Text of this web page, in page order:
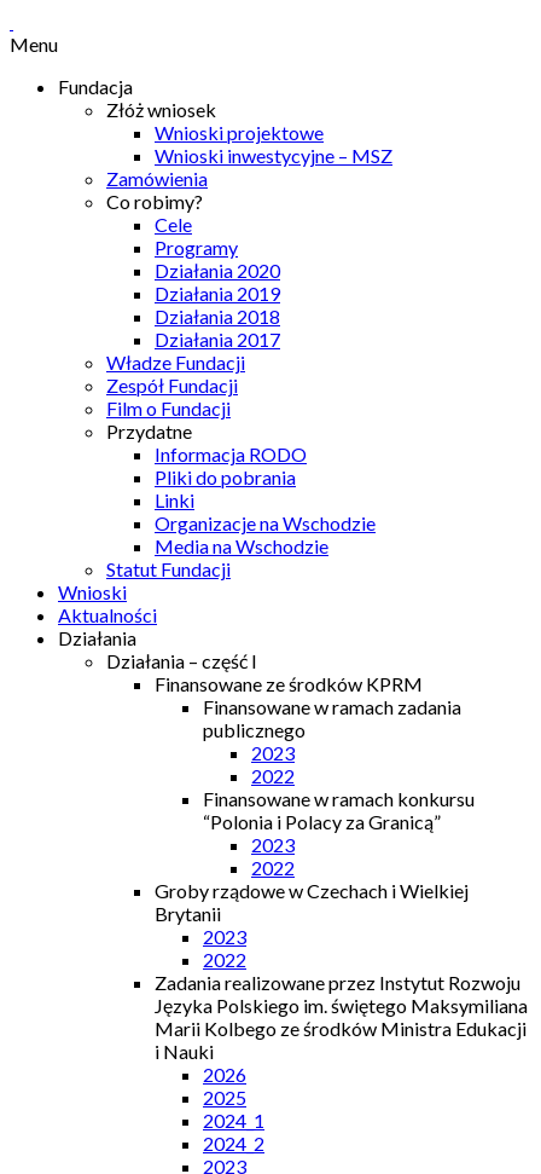
Menu
Fundacja
Złóż wniosek
Wnioski projektowe
Wnioski inwestycyjne – MSZ
Zamówienia
Co robimy?
Cele
Programy
Działania 2020
Działania 2019
Działania 2018
Działania 2017
Władze Fundacji
Zespół Fundacji
Film o Fundacji
Przydatne
Informacja RODO
Pliki do pobrania
Linki
Organizacje na Wschodzie
Media na Wschodzie
Statut Fundacji
Wnioski
Aktualności
Działania
Działania – część I
Finansowane ze środków KPRM
Finansowane w ramach zadania
publicznego
2023
2022
Finansowane w ramach konkursu
“Polonia i Polacy za Granicą”
2023
2022
Groby rządowe w Czechach i Wielkiej
Brytanii
2023
2022
Zadania realizowane przez Instytut Rozwoju
Języka Polskiego im. świętego Maksymiliana
Marii Kolbego ze środków Ministra Edukacji
i Nauki
2026
2025
2024_1
2024_2
2023